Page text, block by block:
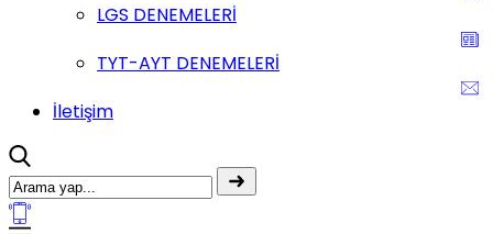
LGS DENEMELERİ
TYT-AYT DENEMELERİ
İletişim